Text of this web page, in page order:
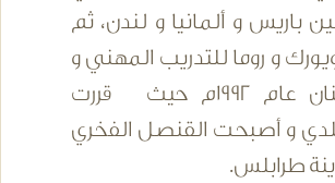
باريس و ألمانيا و لندن، ثم
و روما للتدريب المهني و
عدت إلى لبنان عام 1992م حيث قررت
بلدي و أصبحت القنصل الفخري
طرابلس.